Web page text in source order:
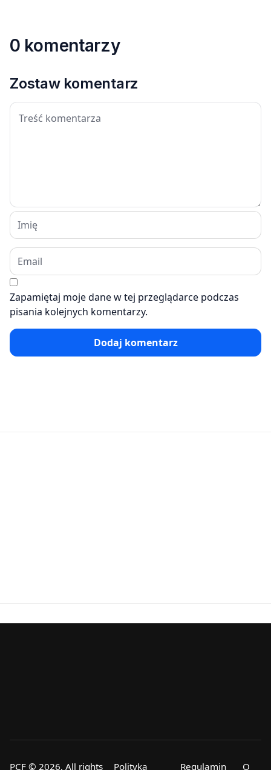
0 komentarzy
Zostaw komentarz
Zapamiętaj moje dane w tej przeglądarce podczas
pisania kolejnych komentarzy.
Dodaj komentarz
PCF © 2026, All rights Polityka Regulamin O